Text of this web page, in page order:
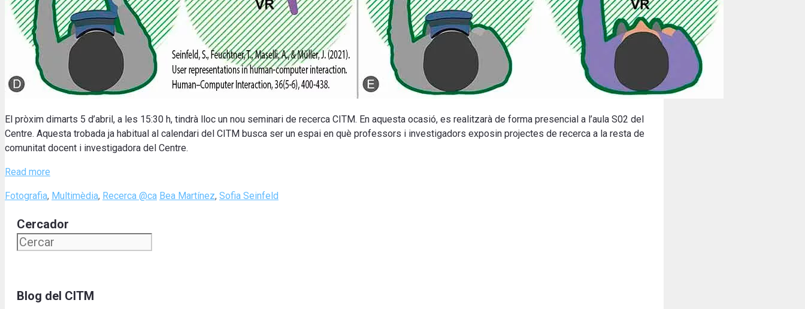
El pròxim dimarts 5 d’abril, a les 15:30 h, tindrà lloc un nou seminari de recerca CITM. En aquesta ocasió, es realitzarà de forma presencial a l’aula S02 del
Centre. Aquesta trobada ja habitual al calendari del CITM busca ser un espai en què professors i investigadors exposin projectes de recerca a la resta de
comunitat docent i investigadora del Centre.
Read more
Categories
Fotografia, Multimèdia, Recerca @ca Tags
Bea Martínez, Sofia Seinfeld
Cercador
Blog del CITM